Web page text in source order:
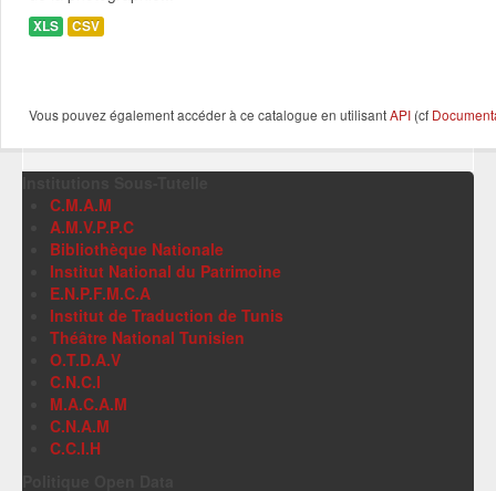
XLS CSV
Vous pouvez également accéder à ce catalogue en utilisantAPI (cf
C.M.A.M
A.M.V.P.P.C
Bibliothèque Nationale
Institut National du Patrimoine
E.N.P.F.M.C.A
Institut de Traduction de Tunis
Théâtre National Tunisien
O.T.D.A.V
C.N.C.I
M.A.C.A.M
C.N.A.M
C.C.I.H